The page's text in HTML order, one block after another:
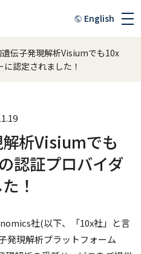
English
伝子発現解析Visiumでも10x
認定されました！
析Visiumでも
認証プロバイダ
！
社(以下、「10x社」と言
発現解析プラットフォーム